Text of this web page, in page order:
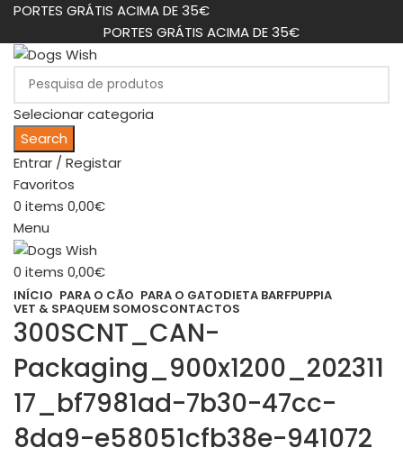
PORTES GRÁTIS ACIMA DE 35€
PORTES GRÁTIS ACIMA DE 35€
Selecionar categoria
Search
Entrar / Registar
Favoritos
0 items 0,00€
Menu
0 items 0,00€
INÍCIO PARA O CÃO PARA O GATODIETA BARFPUPPIA
VET & SPAQUEM SOMOSCONTACTOS
300SCNT_CAN-
Packaging_900x1200_202311
17_bf7981ad-7b30-47cc-
8da9-e58051cfb38e-941072